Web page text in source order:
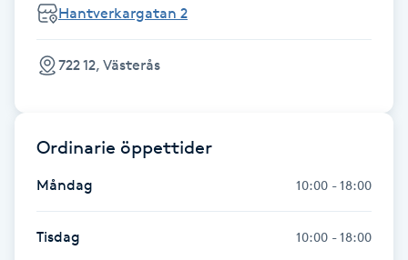
Gel naglar
Gelenaglar
Gellack
Gellack med förstärkning
Hantverkargatan 2
722 12, Västerås
Ordinarie öppettider
Måndag 10:00 - 18:00
Tisdag 10:00 - 18:00